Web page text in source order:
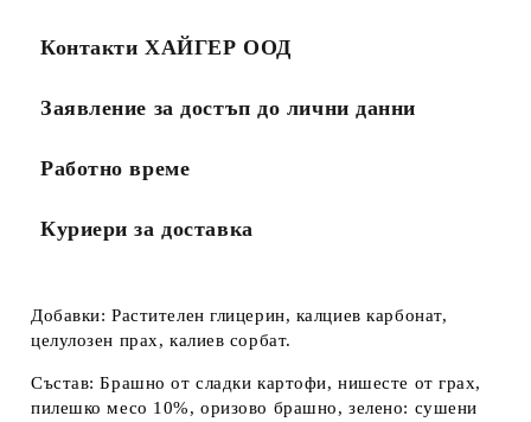
Контакти ХАЙГЕР ООД
Заявление за достъп до лични данни
Работно време
Куриери за доставка
Добавки: Растителен глицерин, калциев карбонат,
целулозен прах, калиев сорбат.
Състав: Брашно от сладки картофи, нишесте от грах,
пилешко месо 10%, оризово брашно, зелено: сушени